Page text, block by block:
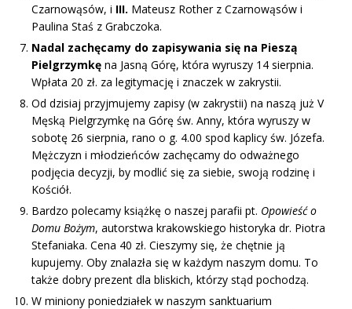
Czarnowąsów, i III. Mateusz Rother z Czarnowąsów i
Paulina Staś z Grabczoka.
Nadal zachęcamy do zapisywania się na Pieszą
Pielgrzymkę na Jasną Górę, która wyruszy 14 sierpnia.
Wpłata 20 zł. za legitymację i znaczek w zakrystii.
Od dzisiaj przyjmujemy zapisy (w zakrystii) na naszą już V
Męską Pielgrzymkę na Górę św. Anny, która wyruszy w
sobotę 26 sierpnia, rano o g. 4.00 spod kaplicy św. Józefa.
Mężczyzn i młodzieńców zachęcamy do odważnego
podjęcia decyzji, by modlić się za siebie, swoją rodzinę i
Kościół.
Bardzo polecamy książkę o naszej parafii pt. Opowieść o
Domu Bożym, autorstwa krakowskiego historyka dr. Piotra
Stefaniaka. Cena 40 zł. Cieszymy się, że chętnie ją
kupujemy. Oby znalazła się w każdym naszym domu. To
także dobry prezent dla bliskich, którzy stąd pochodzą.
W miniony poniedziałek w naszym sanktuarium